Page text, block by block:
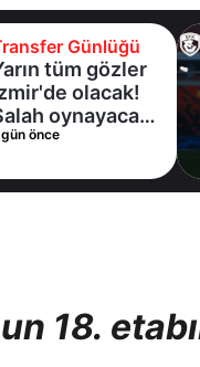
Günlüğü
tüm gözler
olacak!
oynayacak
gün önce
18.